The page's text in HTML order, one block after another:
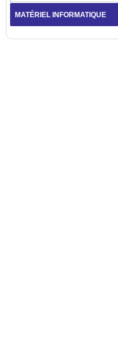
MATÉRIEL INFORMATIQUE